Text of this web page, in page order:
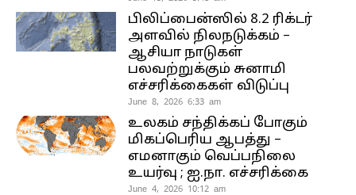
பிலிப்பைன்ஸில் 8.2 ரிக்டர்
அளவில் நிலநடுக்கம் –
ஆசியா நாடுகள்
பலவற்றுக்கும் சுனாமி
எச்சரிக்கைகள் விடுப்பு
June 8, 2026 6:33 am
உலகம் சந்திக்கப் போகும்
மிகப்பெரிய ஆபத்து –
எமனாகும் வெப்பநிலை
உயர்வு ; ஐ.நா. எச்சரிக்கை
June 4, 2026 10:12 am